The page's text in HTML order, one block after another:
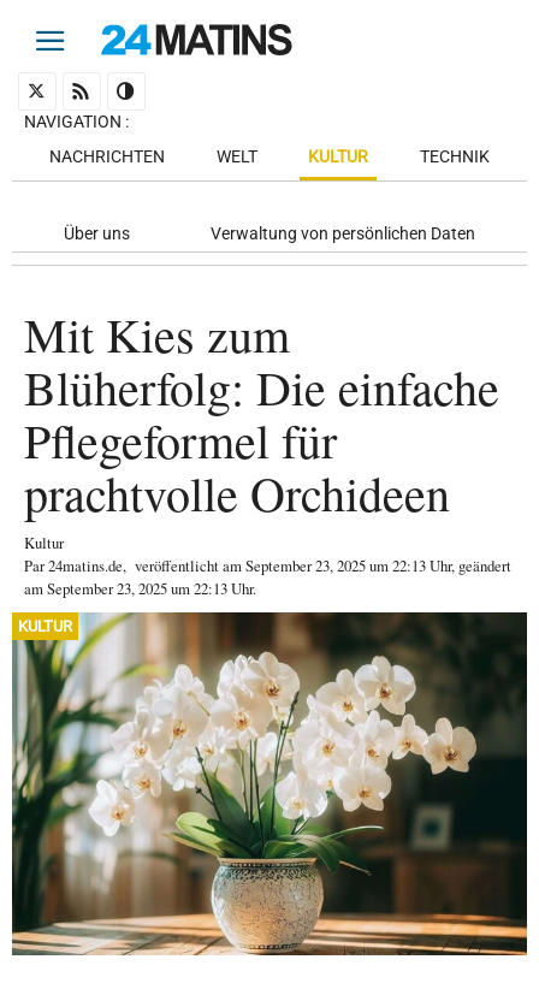
NAVIGATION :
NACHRICHTEN
WELT KULTUR TECHNIK
Über uns Verwaltung von persönlichen Daten
Mit Kies zum
Blüherfolg: Die einfache
Pflegeformel für
prachtvolle Orchideen
Kultur
Par24matins.de, veröffentlicht amSeptember 23, 2025um 22:13 Uhr, geändert
am September 23, 2025 um 22:13 Uhr.
KULTUR